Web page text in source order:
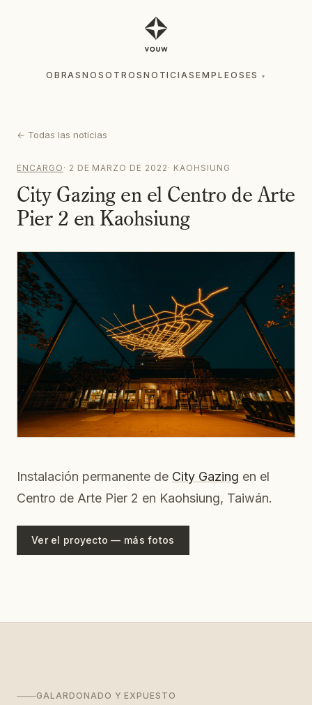
OBRASNOSOTROS NOTICIASEMPLEOS ES ▾
← Todas las noticias
ENCARGO · 2 DE MARZO DE 2022 · KAOHSIUNG
City Gazing en el Centro de Arte
Pier 2 en Kaohsiung
Instalación permanente de City Gazing en el
Centro de Arte Pier 2 en Kaohsiung, Taiwán.
Ver el proyecto — más fotos
GALARDONADO Y EXPUESTO